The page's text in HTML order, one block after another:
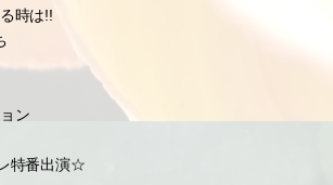
な日ということデスよ!!」裕ちん
ナ』
もんな」裕ちん